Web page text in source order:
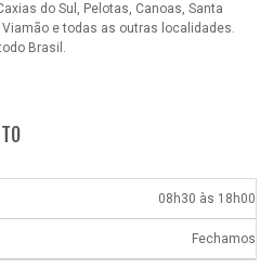
do Sul, Pelotas, Canoas, Santa
Viamão e todas as outras localidades.
Brasil.
08h30 às 18h00
Fechamos